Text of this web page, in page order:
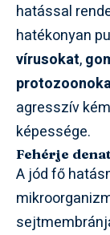
hatással
hatékonyan
vírusokat,
agresszív
képessége.
Fehérje
A jód fő